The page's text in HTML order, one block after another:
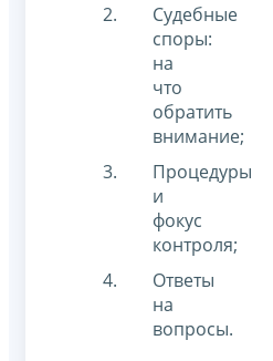
Судебные
споры:
на
что
обратить
внимание;
Процедуры
и
фокус
контроля;
Ответы
на
вопросы.